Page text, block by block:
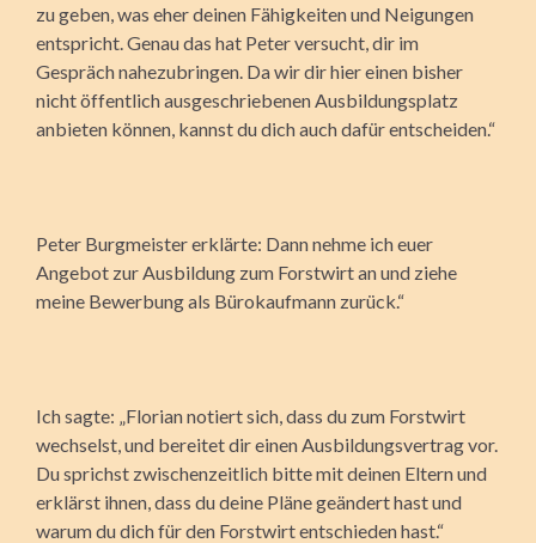
zu geben, was eher deinen Fähigkeiten und Neigungen
entspricht. Genau das hat Peter versucht, dir im
Gespräch nahezubringen. Da wir dir hier einen bisher
nicht öffentlich ausgeschriebenen Ausbildungsplatz
anbieten können, kannst du dich auch dafür entscheiden.“
Peter Burgmeister erklärte: Dann nehme ich euer
Angebot zur Ausbildung zum Forstwirt an und ziehe
meine Bewerbung als Bürokaufmann zurück.“
Ich sagte: „Florian notiert sich, dass du zum Forstwirt
wechselst, und bereitet dir einen Ausbildungsvertrag vor.
Du sprichst zwischenzeitlich bitte mit deinen Eltern und
erklärst ihnen, dass du deine Pläne geändert hast und
warum du dich für den Forstwirt entschieden hast.“